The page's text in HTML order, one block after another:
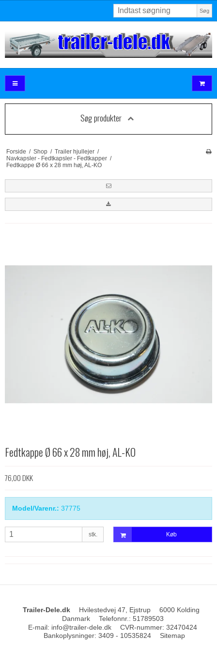
Søg
Søg produkter
Forside / Shop / Trailer hjullejer /
Navkapsler - Fedtkapsler - Fedtkapper /
Fedtkappe Ø 66 x 28 mm høj, AL-KO
Fedtkappe Ø 66 x 28 mm høj, AL-KO
76,00 DKK
Model/Varenr.: 37775
stk. Køb
Trailer-Dele.dk Hvilestedvej 47, Ejstrup
6000 Kolding
Danmark
Telefonnr. : 51789503
E-mail: info@trailer-dele.dk CVR-nummer: 32470424
Bankoplysninger: 3409 - 10535824 Sitemap